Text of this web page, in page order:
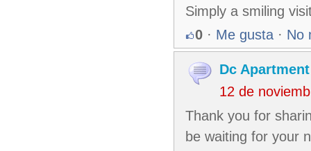
Simply a smiling
0 · Me gusta · No
Dc
12 de
Thank you for
be waiting for your